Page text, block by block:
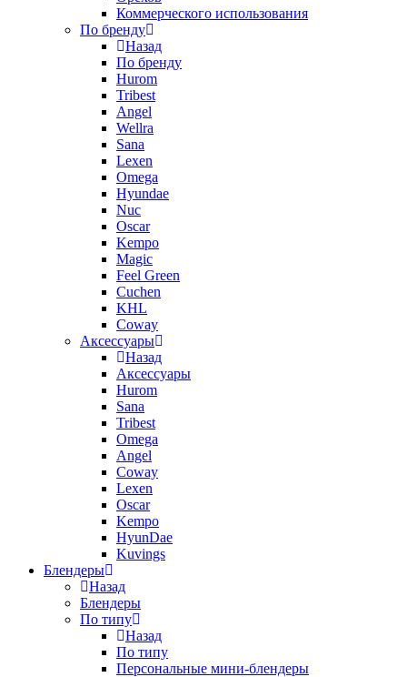
Коммерческого использования
По бренду
Назад
По бренду
Hurom
Tribest
Angel
Wellra
Sana
Lexen
Omega
Hyundae
Nuc
Oscar
Kempo
Magic
Feel Green
Cuchen
KHL
Coway
Аксессуары
Назад
Аксессуары
Hurom
Sana
Tribest
Omega
Angel
Coway
Lexen
Oscar
Kempo
HyunDae
Kuvings
Блендеры
Назад
Блендеры
По типу
Назад
По типу
Персональные мини-блендеры